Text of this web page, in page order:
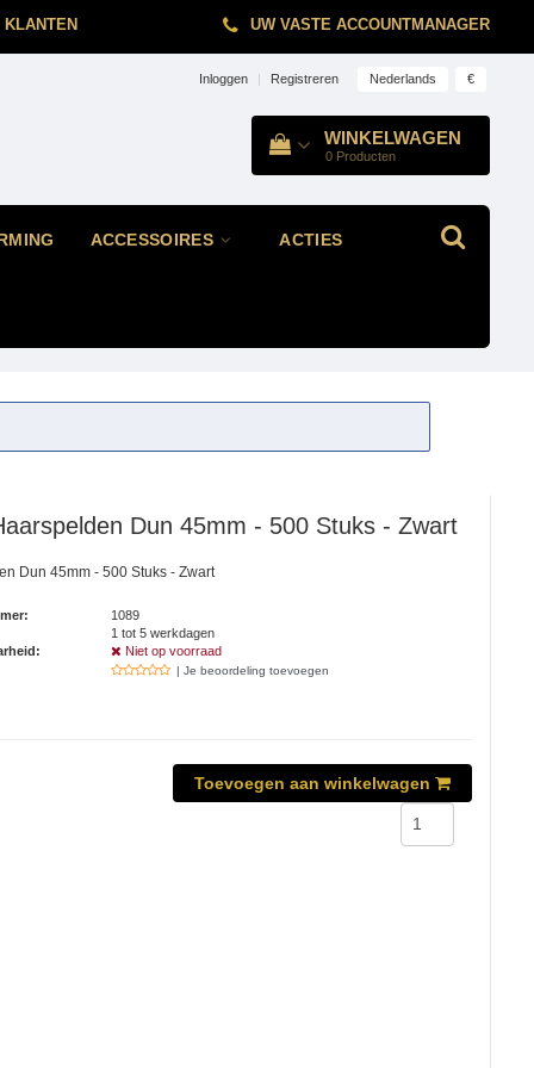
UW VASTE ACCOUNTMANAGER
Inloggen | Registreren Nederlands €
WINKELWAGEN
0 Producten
ACCESSOIRES ACTIES
Dun 45mm - 500 Stuks - Zwart
Dun 45mm - 500 Stuks - Zwart
1089
1 tot 5 werkdagen
Niet op voorraad
| Je beoordeling toevoegen
Toevoegen aan winkelwagen